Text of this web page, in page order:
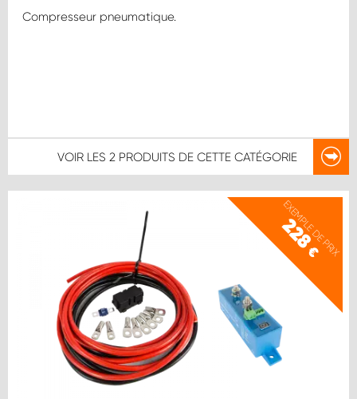
Compresseur pneumatique.
VOIR LES 2 PRODUITS DE CETTE CATÉGORIE
EXEMPLE DE PRIX
228
€